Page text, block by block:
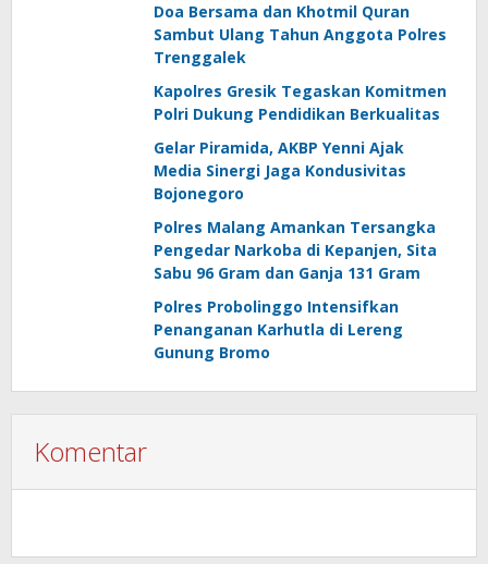
Doa Bersama dan Khotmil Quran
Sambut Ulang Tahun Anggota Polres
Trenggalek
Kapolres Gresik Tegaskan Komitmen
Polri Dukung Pendidikan Berkualitas
Gelar Piramida, AKBP Yenni Ajak
Media Sinergi Jaga Kondusivitas
Bojonegoro
Polres Malang Amankan Tersangka
Pengedar Narkoba di Kepanjen, Sita
Sabu 96 Gram dan Ganja 131 Gram
Polres Probolinggo Intensifkan
Penanganan Karhutla di Lereng
Gunung Bromo
Komentar